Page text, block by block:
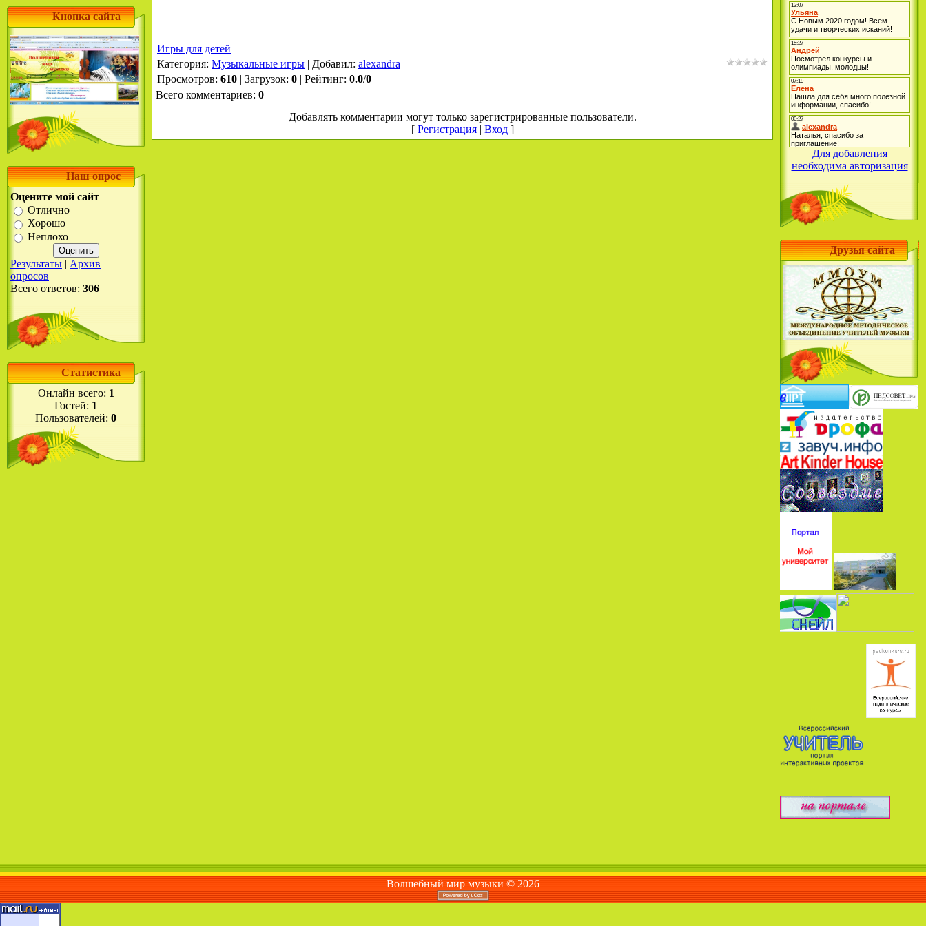
Кнопка сайта
Наш опрос
Оцените мой сайт
Отлично
Хорошо
Неплохо
Результаты | Архив
опросов
Всего ответов: 306
Статистика
Онлайн всего: 1
Гостей: 1
Пользователей: 0
Игры для детей
Категория: Музыкальные игры | Добавил: alexandra
Просмотров: 610 | Загрузок: 0 | Рейтинг: 0.0/0
Всего комментариев: 0
Добавлять комментарии могут только зарегистрированные пользователи.
[ Регистрация| Вход]
Для добавления
необходима авторизация
Друзья сайта
Волшебный мир музыки © 2026